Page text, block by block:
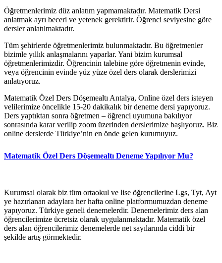
Öğretmenlerimiz düz anlatım yapmamaktadır. Matematik Dersi
anlatmak ayrı beceri ve yetenek gerektirir. Öğrenci seviyesine göre
dersler anlatılmaktadır.
Tüm şehirlerde öğretmenlerimiz bulunmaktadır. Bu öğretmenler
bizimle yıllık anlaşmalarını yaparlar. Yani bizim kurumsal
öğretmenlerimizdir. Öğrencinin talebine göre öğretmenin evinde,
veya öğrencinin evinde yüz yüze özel ders olarak derslerimizi
anlatıyoruz.
Matematik Özel Ders Döşemealtı Antalya, Online özel ders isteyen
velilerimize öncelikle 15-20 dakikalık bir deneme dersi yapıyoruz.
Ders yaptıktan sonra öğretmen – öğrenci uyumuna bakılıyor
sonrasında karar verilip zoom üzerinden derslerimize başlıyoruz. Biz
online derslerde Türkiye’nin en önde gelen kurumuyuz.
Matematik Özel Ders Döşemealtı Deneme Yapılıyor Mu?
Kurumsal olarak biz tüm ortaokul ve lise öğrencilerine Lgs, Tyt, Ayt
ye hazırlanan adaylara her hafta online platformumuzdan deneme
yapıyoruz. Türkiye geneli denemelerdir. Denemelerimiz ders alan
öğrencilerimize ücretsiz olarak uygulanmaktadır. Matematik özel
ders alan öğrencilerimiz denemelerde net sayılarında ciddi bir
şekilde artış görmektedir.